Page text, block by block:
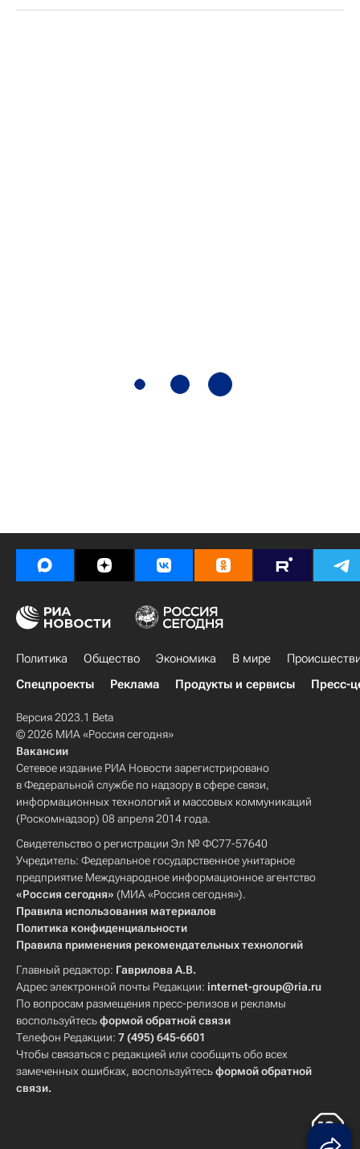
Политика Общество Экономика В мире
Спецпроекты
Реклама Продукты и сервисы Пресс-
Версия 2023.1 Beta
© 2026 МИА «Россия сегодня»
Вакансии
Сетевое издание РИА Новости зарегистрировано
в Федеральной службе по надзору в сфере связи,
информационных технологий и массовых коммуникаций
(Роскомнадзор) 08 апреля 2014 года.
Свидетельство о регистрации Эл № ФС77-57640
Учредитель: Федеральное государственное унитарное
предприятие Международное информационное агентство
«Россия сегодня» (МИА «Россия сегодня»).
Правила использования материалов
Политика конфиденциальности
Правила применения рекомендательных технологий
Главный редактор: Гаврилова А.В.
Адрес электронной почты Редакции: internet-group@ria.ru
По вопросам размещения пресс-релизов и рекламы
воспользуйтесьформой обратной связи
Телефон Редакции: 7 (495) 645-6601
Чтобы связаться с редакцией или сообщить обо всех
замеченных ошибках, воспользуйтесьформой обратной
связи.